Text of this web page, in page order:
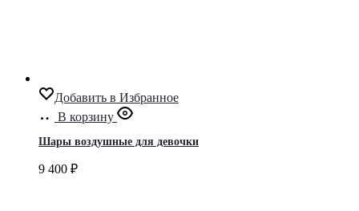
Добавить в Избранное
В корзину
Шары воздушные для девочки
9 400 ₽